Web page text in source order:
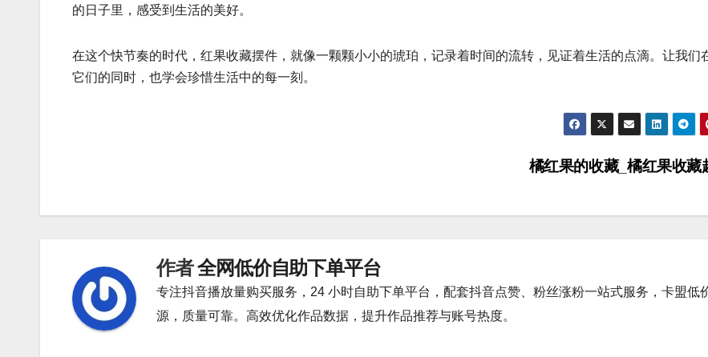
的日子里，感受到生活的美好。
在这个快节奏的时代，红果收藏摆件，就像一颗颗小小的琥珀，记录着时间的流转，见证着生活的点滴。让我们
它们的同时，也学会珍惜生活中的每一刻。
航
橘红果的收藏_橘红果收藏
作者全网低价自助下单平台
专注抖音播放量购买服务，24 小时自助下单平台，配套抖音点赞、粉丝涨粉一站式服务，卡盟低
源，质量可靠。高效优化作品数据，提升作品推荐与账号热度。